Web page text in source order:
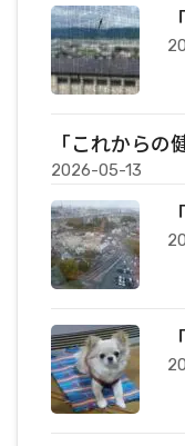
「これからの
2026-05-13